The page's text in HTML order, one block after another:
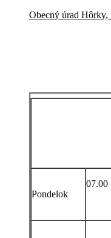
Obecný úrad Hôrky,
Pondelok